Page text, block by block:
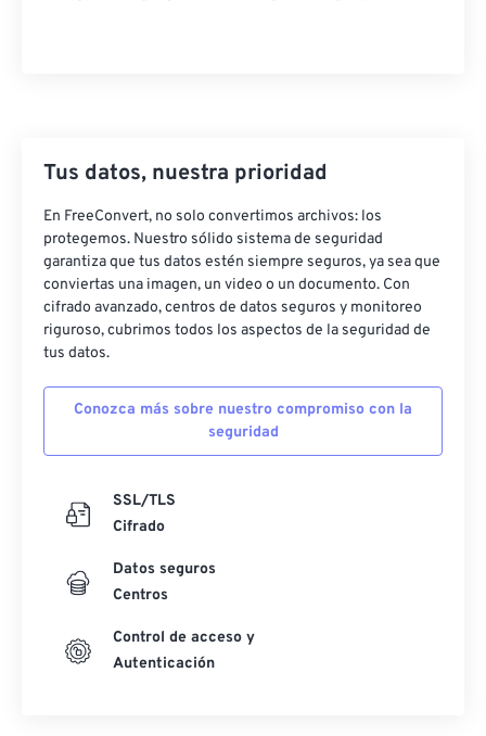
Tus datos, nuestra prioridad
En FreeConvert, no solo convertimos archivos: los
protegemos. Nuestro sólido sistema de seguridad
garantiza que tus datos estén siempre seguros, ya sea que
conviertas una imagen, un video o un documento. Con
cifrado avanzado, centros de datos seguros y monitoreo
riguroso, cubrimos todos los aspectos de la seguridad de
tus datos.
Conozca más sobre nuestro compromiso con la
seguridad
SSL/TLS
Cifrado
Datos seguros
Centros
Control de acceso y
Autenticación